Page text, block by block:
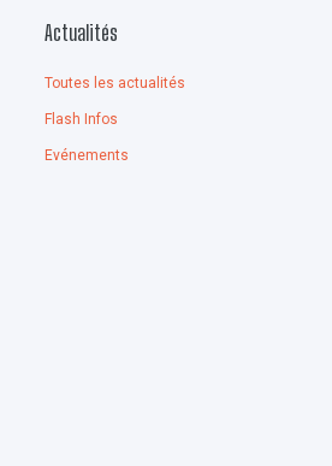
Actualités
Toutes les actualités
Flash Infos
Evénements